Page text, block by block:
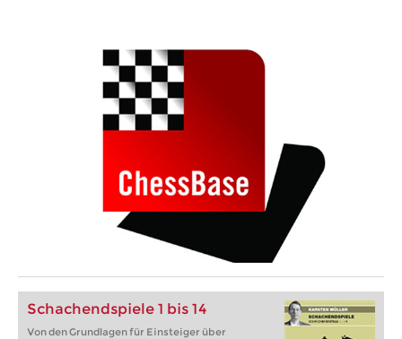
Schachendspiele 1 bis 14
Von den Grundlagen für Einsteiger über